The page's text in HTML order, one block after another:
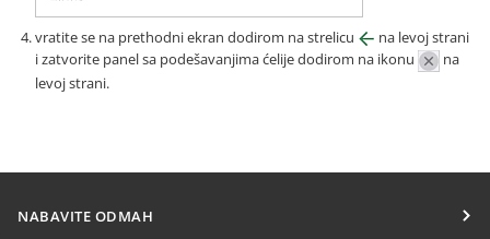
vratite se na prethodni ekran dodirom na strelicu
na levoj strani
i zatvorite panel sa podešavanjima ćelije dodirom na ikonu
na
levoj strani.
NABAVITE ODMAH